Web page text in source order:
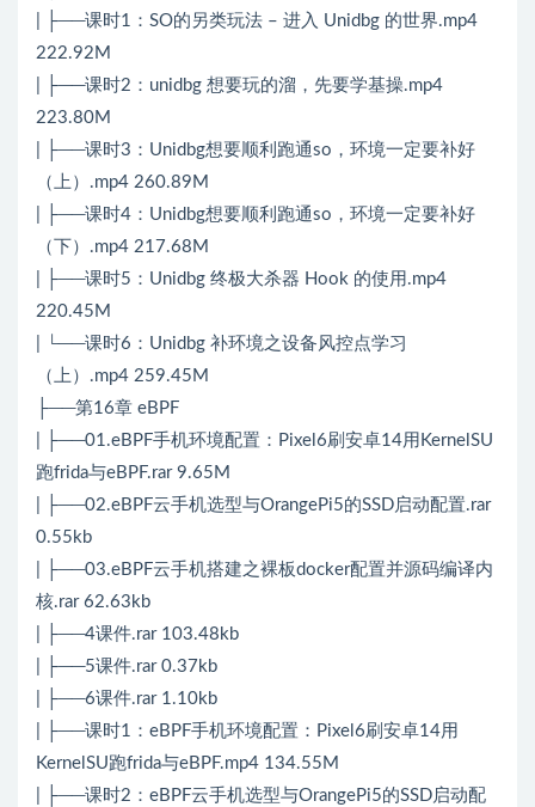
| ├──课时1：SO的另类玩法 – 进入 Unidbg 的世界.mp4
222.92M
| ├──课时2：unidbg 想要玩的溜，先要学基操.mp4
223.80M
| ├──课时3：Unidbg想要顺利跑通so，环境一定要补好
（上）.mp4 260.89M
| ├──课时4：Unidbg想要顺利跑通so，环境一定要补好
（下）.mp4 217.68M
| ├──课时5：Unidbg 终极大杀器 Hook 的使用.mp4
220.45M
| └──课时6：Unidbg 补环境之设备风控点学习
（上）.mp4 259.45M
├──第16章 eBPF
| ├──01.eBPF手机环境配置：Pixel6刷安卓14用KernelSU
跑frida与eBPF.rar 9.65M
| ├──02.eBPF云手机选型与OrangePi5的SSD启动配置.rar
0.55kb
| ├──03.eBPF云手机搭建之裸板docker配置并源码编译内
核.rar 62.63kb
| ├──4课件.rar 103.48kb
| ├──5课件.rar 0.37kb
| ├──6课件.rar 1.10kb
| ├──课时1：eBPF手机环境配置：Pixel6刷安卓14用
KernelSU跑frida与eBPF.mp4 134.55M
| ├──课时2：eBPF云手机选型与OrangePi5的SSD启动配